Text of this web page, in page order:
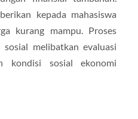
kepada mahasiswa
kurang mampu. Proses
melibatkan evaluasi
kondisi sosial ekonomi